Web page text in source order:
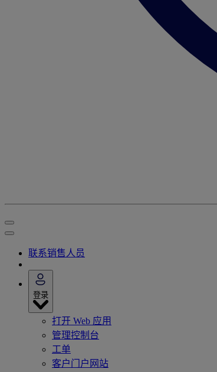
联系销售人员
登录
打开 Web 应用
管理控制台
工单
客户门户网站